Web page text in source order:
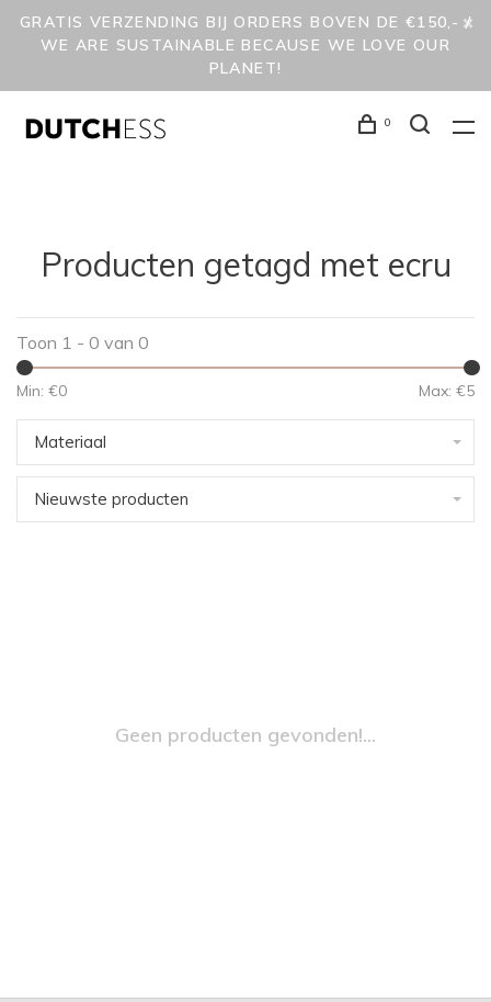
GRATIS VERZENDING BIJ ORDERS BOVEN DE €150,- /
WE ARE SUSTAINABLE BECAUSE WE LOVE OUR
PLANET!
0
Producten getagd met ecru
Toon 1 - 0 van 0
Min: €0 Max: €5
Materiaal
Nieuwste producten
Geen producten gevonden!...